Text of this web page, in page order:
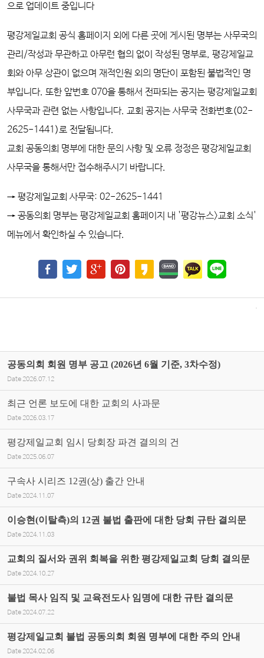
으로 업데이트 중입니다
평강제일교회 공식 홈페이지 외에 다른 곳에 게시된 명부는 사무국의
관리/작성과 무관하고 아무런 협의 없이 작성된 명부로, 평강제일교
회와 아무 상관이 없으며 재적인원 외의 명단이 포함된 불법적인 명
부입니다. 또한 앞번호 070을 통해서 전파되는 공지는 평강제일교회
사무국과 관련 없는 사항입니다. 교회 공지는 사무국 전화번호(02-
2625-1441)로 전달됩니다.
교회 공동의회 명부에 대한 문의 사항 및 오류 정정은 평강제일교회
사무국을 통해서만 접수해주시기 바랍니다.
→ 평강제일교회 사무국: 02-2625-1441
→ 공동의회 명부는 평강제일교회 홈페이지 내 '평강뉴스>교회 소식'
메뉴에서 확인하실 수 있습니다.
공동의회 회원 명부 공고 (2026년 6월 기준, 3차수정)
Date 2026.07.12
최근 언론 보도에 대한 교회의 사과문
Date 2026.03.17
평강제일교회 임시 당회장 파견 결의의 건
Date 2025.06.07
구속사 시리즈 12권(상) 출간 안내
Date 2024.11.07
이승현(이탈측)의 12권 불법 출판에 대한 당회 규탄 결의문
Date 2024.11.03
교회의 질서와 권위 회복을 위한 평강제일교회 당회 결의문
Date 2024.10.27
불법 목사 임직 및 교육전도사 임명에 대한 규탄 결의문
Date 2024.07.22
평강제일교회 불법 공동의회 회원 명부에 대한 주의 안내
Date 2024.02.06